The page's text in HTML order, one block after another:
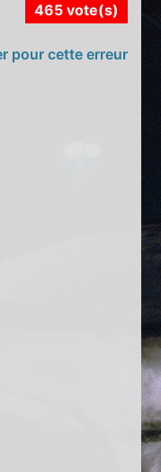
465 vote(s)
pour cette erreur